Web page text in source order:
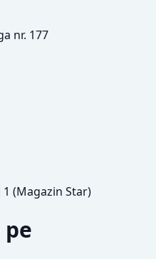
nr. 177
1 (Magazin Star)